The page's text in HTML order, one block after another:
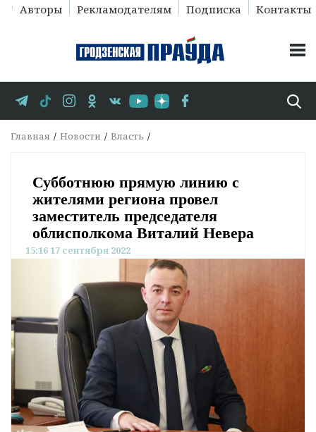
Авторы Рекламодателям Подписка Контакты
Главная Новости Власть
Субботнюю прямую линию с
жителями региона провел
заместитель председателя
облисполкома Виталий Невера
15:16 17 сентября 2022